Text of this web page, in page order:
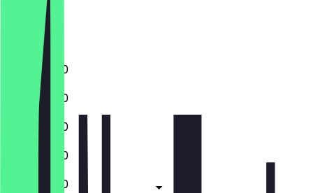
Zaterdag
Zondag
11:30 - 22:00
11:30 - 22:00
11:30 - 22:00
11:30 - 22:00
11:30 - 23:00